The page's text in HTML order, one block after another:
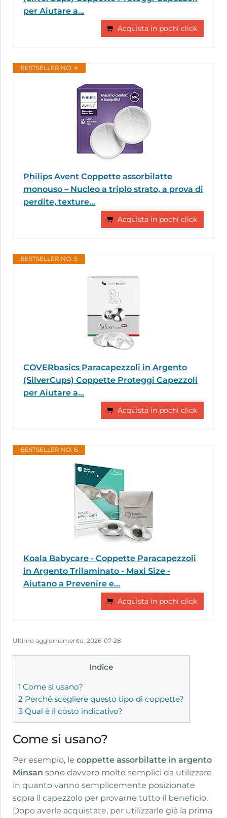
per Aiutare a...
Acquista in pochi click
BESTSELLER NO. 4
Philips Avent Coppette assorbilatte
monouso – Nucleo a triplo strato, a prova di
perdite, texture...
Acquista in pochi click
BESTSELLER NO. 5
COVERbasics Paracapezzoli in Argento
(SilverCups) Coppette Proteggi Capezzoli
per Aiutare a...
Acquista in pochi click
BESTSELLER NO. 6
Koala Babycare - Coppette Paracapezzoli
in Argento Trilaminato - Maxi Size -
Aiutano a Prevenire e...
Acquista in pochi click
Ultimo aggiornamento: 2026-07-28
Indice
1 Come si usano?
2 Perché scegliere questo tipo di coppette?
3 Qual è il costo indicativo?
Come si usano?
Per esempio, le coppette assorbilatte in argento
Minsan sono davvero molto semplici da utilizzare
in quanto vanno semplicemente posizionate
sopra il capezzolo per provarne tutto il beneficio.
Dopo averle acquistate, per utilizzarle già la prima